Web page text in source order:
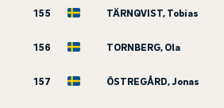
155 TÄRNQVIST, Tobias
156 TORNBERG, Ola
157 ÖSTREGÅRD, Jonas